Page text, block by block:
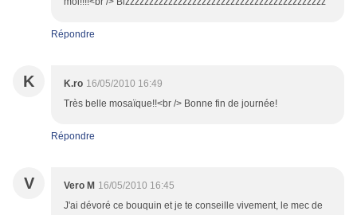
Répondre
K K.ro 16/05/2010 16:49
Très belle mosaïque!!<br /> Bonne fin de journée!
Répondre
V Vero M 16/05/2010 16:45
J'ai dévoré ce bouquin et je te conseille vivement, le mec de